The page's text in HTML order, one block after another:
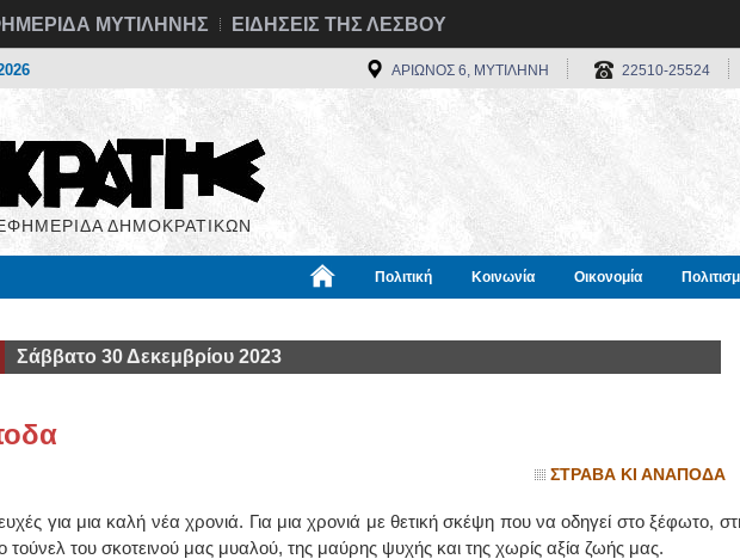
ΜΥΤΙΛΗΝΗΣ ΕΙΔΗΣΕΙΣ ΤΗΣ ΛΕΣΒΟΥ
ΑΡΙΩΝΟΣ 6, ΜΥΤΙΛΗΝΗ 22510-25524
ΔΗΜΟΚΡΑΤΙΚΩΝ
Πολιτική Κοινωνία Οικονομία
Σάββατο 30 Δεκεμβρίου 2023
ΣΤΡΑΒΑ ΚΙ ΑΝΑΠΟΔΑ
για μια καλή νέα χρονιά. Για μια χρονιά με θετική σκέψη που να οδηγεί στο ξέφωτο,
του σκοτεινού μας μυαλού, της μαύρης ψυχής και της χωρίς αξία ζωής μας.